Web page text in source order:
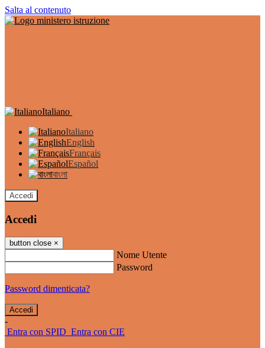
Salta al contenuto
Italiano
Italiano
English
Français
Español
বাংলা
Accedi
Accedi
button close ×
Nome Utente
Password
Password dimenticata?
-
Entra con SPID Entra con CIE